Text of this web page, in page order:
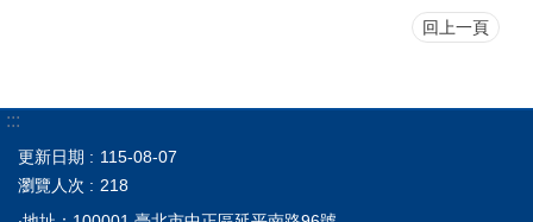
回上一頁
:::
更新日期
115-08-07
瀏覽人次
218